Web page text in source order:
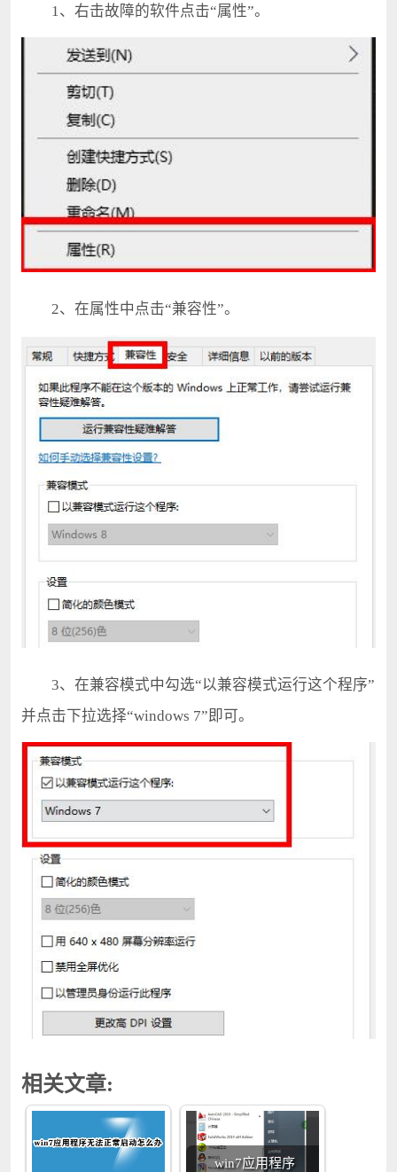
1、右击故障的软件点击“属性”。
2、在属性中点击“兼容性”。
3、在兼容模式中勾选“以兼容模式运行这个程序”
并点击下拉选择“windows 7”即可。
相关文章:
win7应用程序